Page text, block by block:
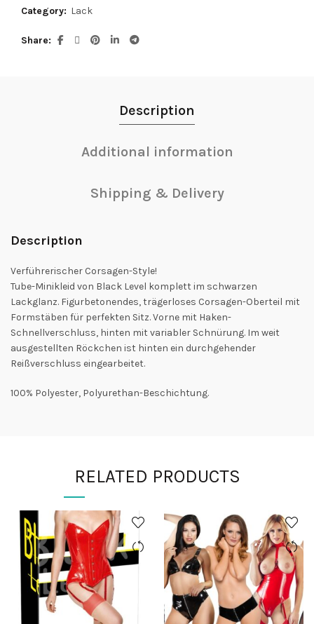
Category: Lack
Share
Description
Additional information
Shipping & Delivery
Description
Verführerischer Corsagen-Style!
Tube-Minikleid von Black Level komplett im schwarzen
Lackglanz. Figurbetonendes, trägerloses Corsagen-Oberteil mit
Formstäben für perfekten Sitz. Vorne mit Haken-
Schnellverschluss, hinten mit variabler Schnürung. Im weit
ausgestellten Röckchen ist hinten ein durchgehender
Reißverschluss eingearbeitet.
100% Polyester, Polyurethan-Beschichtung.
RELATED PRODUCTS